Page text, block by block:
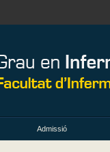
Admissió